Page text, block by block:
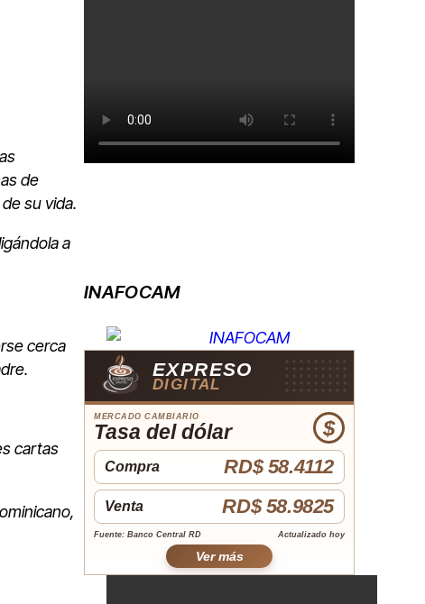
de
su vida.
a
cerca
cartas
INAFOCAM
EXPRESO
DIGITAL
MERCADO CAMBIARIO
Tasa del dólar $
Compra RD$ 58.4112
Venta RD$ 58.9825
Fuente: Banco Central RD Actualizado hoy
Ver más